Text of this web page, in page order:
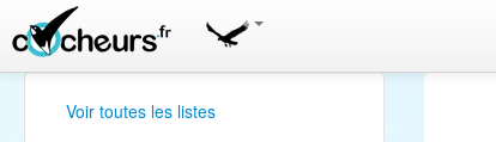
Voir toutes les listes